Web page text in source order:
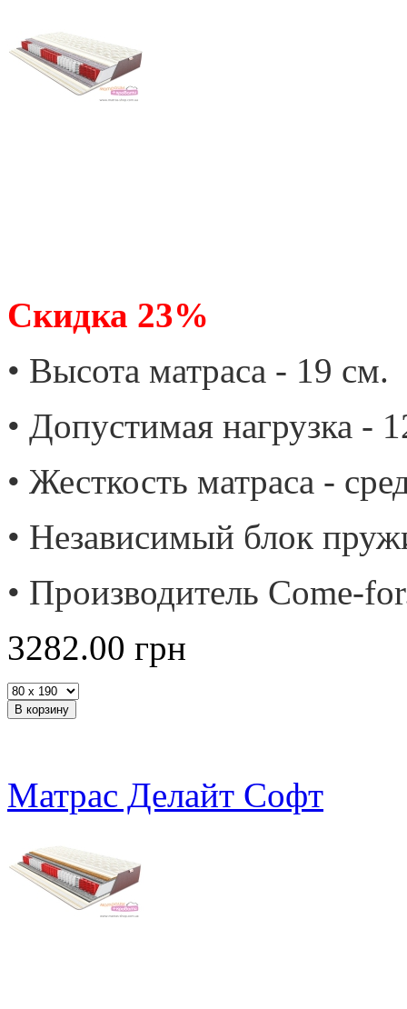
Скидка 23%
• Высота матраса - 19 см.
• Допустимая нагрузка -
• Жесткость матраса -
• Независимый блок
• Производитель Come-
3282.00 грн
Матрас Делайт Софт